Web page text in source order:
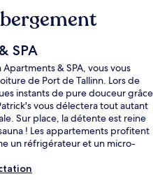
SPA
& SPA, vous vous
de Port de Tallinn. Lors de
instants de pure douceur grâce
vous délectera tout autant
Sur place, la détente est reine
! Les appartements profitent
un réfrigérateur et un micro-